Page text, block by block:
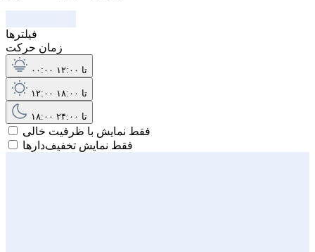
فیلترها
زمان حرکت
۰۰:۰۰ تا ۱۲:۰۰
۱۲:۰۰ تا ۱۸:۰۰
۱۸:۰۰ تا ۲۴:۰۰
فقط نمایش با ظرفیت خالی
فقط نمایش تخفیف‌دارها